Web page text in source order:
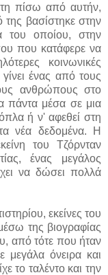
πίσω από αυτήν,
βασίστηκε στην
του οποίου, στην
που κατάφερε να
κοινωνικές
ένας από τους
ανθρώπους στο
πάντα μέσα σε μια
ή ν' αφεθεί στη
νέα δεδομένα. Η
του Τζόρνταν
ένας μεγάλος
να δώσει πολλά
εκείνες του
της βιογραφίας
από τότε που ήταν
μεγάλα όνειρα και
το ταλέντο και την